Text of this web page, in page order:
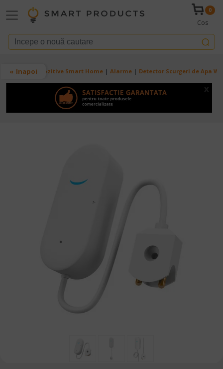
0
Cos
Breadcrumb
Acasa Dispozitive Smart Home Alarme Detector Scurgeri de Apa
Inapoi
x